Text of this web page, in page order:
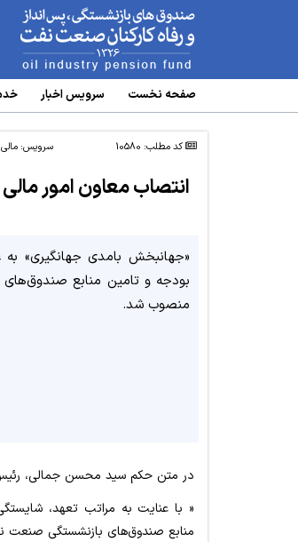
www.oipf.ir
صفحه نخست سرویس‌ اخبار
کد مطلب: 10580 سرویس:
انتصاب معاون امور
«جهانبخش بامدی جهانگیری» به
بودجه و تامین منابع
منصوب شد.
در متن حکم سید محسن جمالی،
« با عنایت به مراتب تعهد،
منابع صندوق‌های بازنشستگی